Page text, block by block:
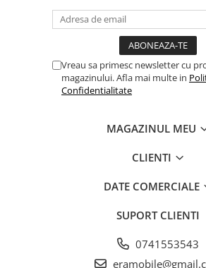
Vreau sa primesc newsletter cu
magazinului. Afla mai multe in
Confidentialitate
MAGAZINUL MEU
CLIENTI
DATE COMERCIALE
SUPORT CLIENTI
0741553543